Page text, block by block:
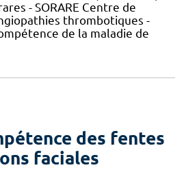
- SORARE Centre de
thrombotiques -
de la maladie de
des fentes
faciales